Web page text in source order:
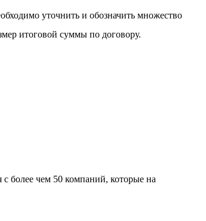
уточнить и обозначить множество
итоговой суммы по договору.
более чем 50 компаний, которые на